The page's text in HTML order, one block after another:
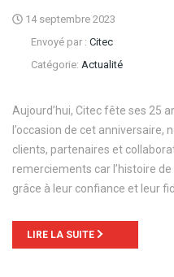
14 septembre 2023
Envoyé par : Citec
Catégorie: Actualité
Aujourd’hui, Citec fête ses 25
l’occasion de cet anniversaire,
clients, partenaires et
remerciements car l’histoire
grâce à leur confiance et leur
LIRE LA SUITE